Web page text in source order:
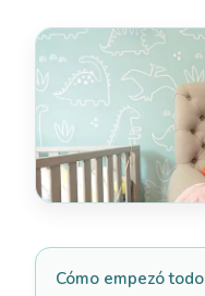
Cómo empezó todo